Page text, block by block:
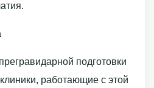
подготовки
работающие с этой